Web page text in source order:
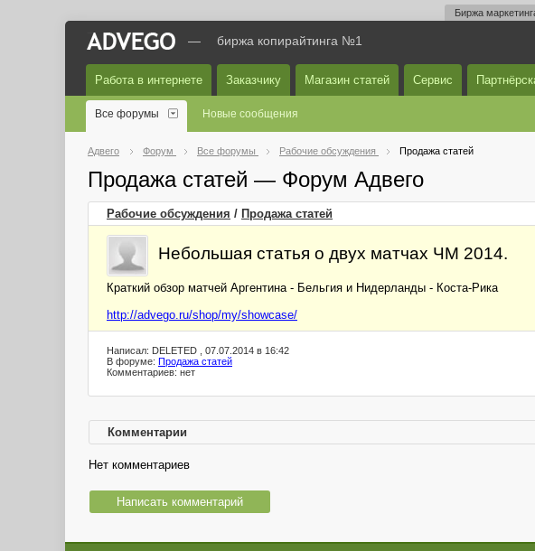
Биржа
— биржа копирайтинга №1
Работа в интернете Заказчику Магазин статей Сервис
Все форумы Новые сообщения
Адвего Форум Все форумы Рабочие обсуждения Продажа статей
Продажа статей — Форум Адвего
Рабочие обсуждения / Продажа статей
Небольшая статья о двух матчах ЧМ 2014.
Краткий обзор матчей Аргентина - Бельгия и Нидерланды - Коста-Рика
http://advego.ru/shop/my/showcase/
Написал: DELETED , 07.07.2014 в 16:42
В форуме: Продажа статей
Комментариев: нет
Комментарии
Нет комментариев
Написать комментарий